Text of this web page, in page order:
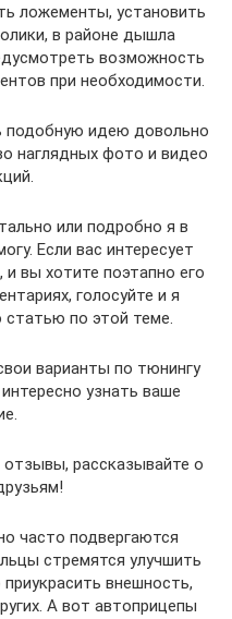
ложементы, установить
в районе дышла
возможность
при необходимости.
подобную идею довольно
наглядных фото и видео
или подробно я в
Если вас интересует
вы хотите поэтапно его
голосуйте и я
по этой теме.
варианты по тюнингу
узнать ваше
рассказывайте о
часто подвергаются
стремятся улучшить
внешность,
А вот автоприцепы